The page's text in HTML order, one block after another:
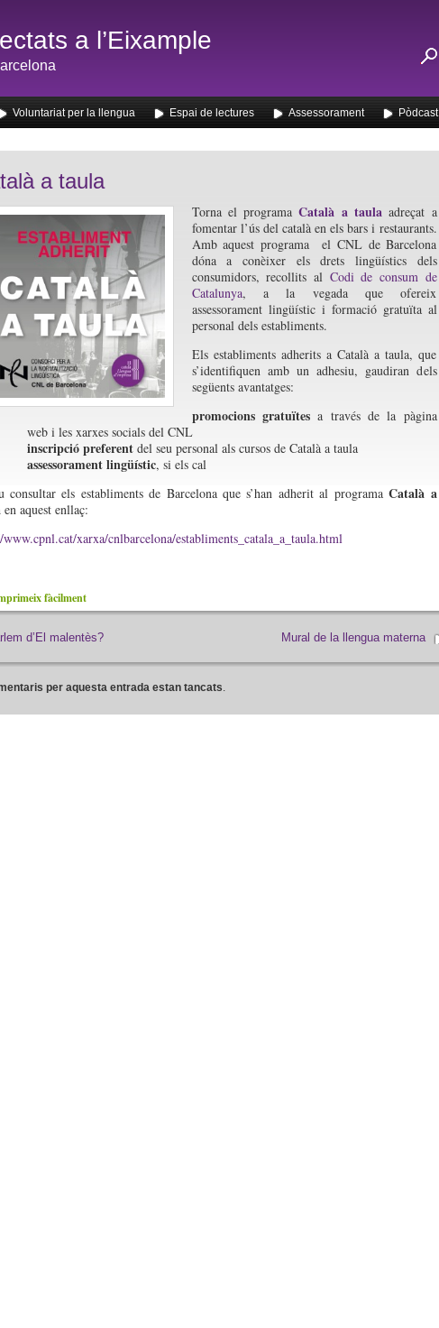
a l’Eixample
Voluntariat per la llengua Espai de lectures Assessorament Pòdcast
a taula
Torna el programaCatalà a taulaadreçat a
fomentar l’ús del català en els bars i restaurants.
Amb aquest programa el CNL de Barcelona
dóna a conèixer els drets lingüístics dels
consumidors, recollits al Codi de consum de
Catalunya, a la vegada que ofereix
assessorament lingüístic i formació gratuïta al
personal dels establiments.
Els establiments adherits a Català a taula, que
s’identifiquen amb un adhesiu, gaudiran dels
següents avantatges:
promocions gratuïtesa través de la pàgina
web i les xarxes socials del CNL
inscripció preferentdel seu personal als cursos de Català a taula
assessorament lingüístic, si els cal
consultar els establiments de Barcelona que s’han adherit al programaCatalà a
en aquest enllaç:
xarxa/cnlbarcelona/establiments_catala_a_taula.html
fàcilment
Mural de la llengua materna
d’El malentès?
per aquesta entrada estan tancats.